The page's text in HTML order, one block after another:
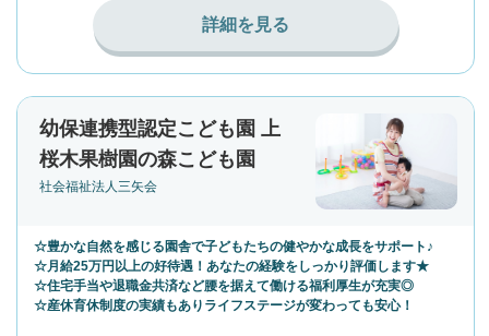
詳細を見る
幼保連携型認定こども園 上
桜木果樹園の森こども園
社会福祉法人三矢会
☆豊かな自然を感じる園舎で子どもたちの健やかな成長をサポート♪
☆月給25万円以上の好待遇！あなたの経験をしっかり評価します★
☆住宅手当や退職金共済など腰を据えて働ける福利厚生が充実◎
☆産休育休制度の実績もありライフステージが変わっても安心！